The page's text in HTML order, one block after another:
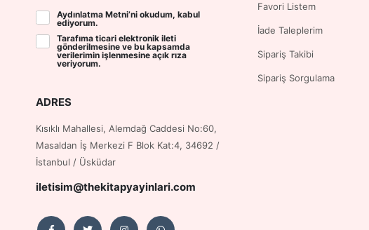
Favori Listem
İade Taleplerim
Sipariş Takibi
Sipariş Sorgulama
Aydınlatma Metni’ni okudum, kabul
ediyorum.
Tarafıma ticari elektronik ileti
gönderilmesine ve bu kapsamda
verilerimin işlenmesineaçık rıza
veriyorum.
ADRES
Kısıklı Mahallesi, Alemdağ Caddesi No:60,
Masaldan İş Merkezi F Blok Kat:4, 34692 /
İstanbul / Üsküdar
iletisim@thekitapyayinlari.com